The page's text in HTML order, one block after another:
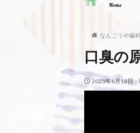
なんごうや歯
口臭の
2025年8月18日